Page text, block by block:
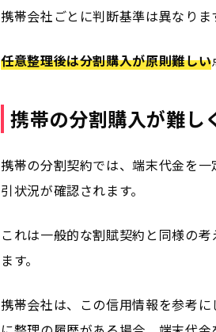
携帯会社ごとに判断基準は異なり
任意整理後は分割購入が原則難しい
携帯の分割購入が難し
携帯の分割契約では、端末代金を
引状況が確認されます。
これは一般的な割賦契約と同様の
ます。
携帯会社は、この信用情報を参考